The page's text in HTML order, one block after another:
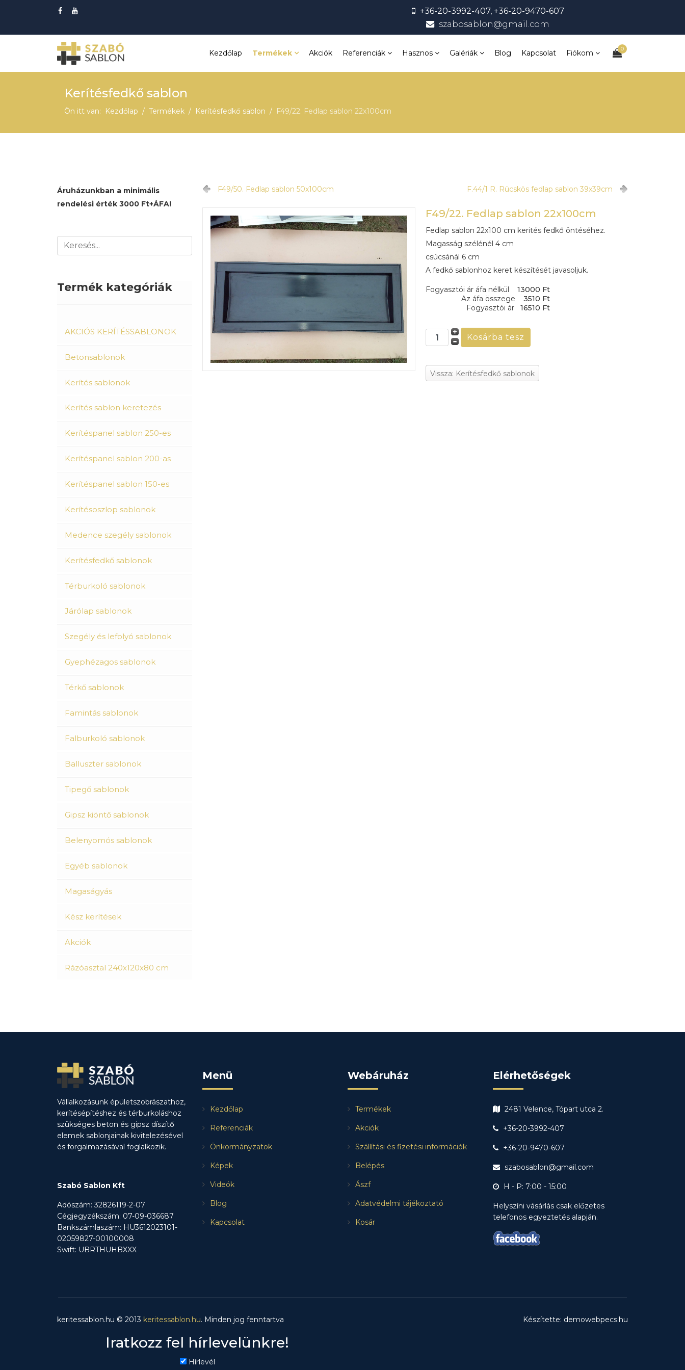
+36-20-3992-407, +36-20-9470-607
szabosablon@gmail.com
0
Kezdőlap Termékek Akciók Referenciák Hasznos Galériák Blog Kapcsolat Fiókom
Kerítésfedkő sablon
Ön itt van: Kezdőlap Termékek Kerítésfedkő sablon F49/22. Fedlap sablon 22x100cm
Áruházunkban a minimális
rendelési érték 3000 Ft+ÁFA!
Termék kategóriák
AKCIÓS KERÍTÉSSABLONOK
Betonsablonok
Kerítés sablonok
Kerítés sablon keretezés
Kerítéspanel sablon 250-es
Kerítéspanel sablon 200-as
Kerítéspanel sablon 150-es
Kerítésoszlop sablonok
Medence szegély sablonok
Kerítésfedkő sablonok
Térburkoló sablonok
Járólap sablonok
Szegély és lefolyó sablonok
Gyephézagos sablonok
Térkő sablonok
Famintás sablonok
Falburkoló sablonok
Balluszter sablonok
Tipegő sablonok
Gipsz kiöntő sablonok
Belenyomós sablonok
Egyéb sablonok
Magaságyás
Kész kerítések
Akciók
Rázóasztal 240x120x80 cm
F49/50. Fedlap sablon 50x100cm F.44/1 R. Rücskös fedlap sablon 39x39cm
F49/22. Fedlap sablon 22x100cm
Fedlap sablon 22x100 cm kerités fedkő öntéséhez.
Magasság szélénél 4 cm
csúcsánál 6 cm
A fedkő sablonhoz keret készítését javasoljuk.
Fogyasztói ár áfa nélkül
13000 Ft
Az áfa összege
3510 Ft
Fogyasztói ár
16510 Ft
Vissza: Kerítésfedkő sablonok
Vállalkozásunk épületszobrászathoz,
kerítésépítéshez és térburkoláshoz
szükséges beton és gipsz díszítő
elemek sablonjainak kivitelezésével
és forgalmazásával foglalkozik.
Szabó Sablon Kft
Adószám: 32826119-2-07
Cégjegyzékszám: 07-09-036687
Bankszámlaszám: HU3612023101-
02059827-00100008
Swift: UBRTHUHBXXX
Menü
Kezdőlap
Referenciák
Önkormányzatok
Képek
Videók
Blog
Kapcsolat
Webáruház
Termékek
Akciók
Szállítási és fizetési információk
Belépés
Ászf
Adatvédelmi tájékoztató
Kosár
Elérhetőségek
2481 Velence, Tópart utca 2.
+36-20-3992-407
+36-20-9470-607
szabosablon@gmail.com
H - P: 7:00 - 15:00
Helyszíni vásárlás csak előzetes
telefonos egyeztetés alapján.
keritessablon.hu © 2013 keritessablon.hu. Minden jog fenntartva
Iratkozz fel hírlevelünkre!
Hírlevél
Készítette: demowebpecs.hu